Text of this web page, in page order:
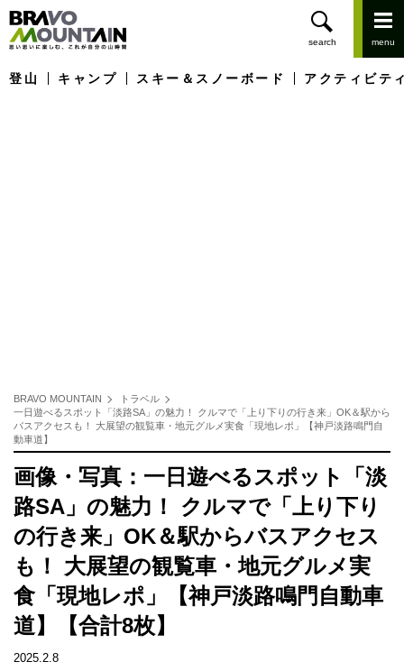
登山 キャンプ スキー＆スノーボード アクティビテ
BRAVO MOUNTAIN
トラベル
一日遊べるスポット「淡路SA」の魅力！ クルマで「上り下りの行き来」OK＆駅から
バスアクセスも！ 大展望の観覧車・地元グルメ実食「現地レポ」【神戸淡路鳴門自
動車道】
画像・写真：一日遊べるスポット「淡
路SA」の魅力！ クルマで「上り下り
の行き来」OK＆駅からバスアクセス
も！ 大展望の観覧車・地元グルメ実
食「現地レポ」【神戸淡路鳴門自動車
道】【合計8枚】
2025.2.8